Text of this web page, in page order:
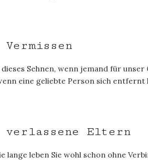
Sehnen, wenn jemand für
eine geliebte Person sich entfernt
Eltern
lange leben Sie wohl schon ohne